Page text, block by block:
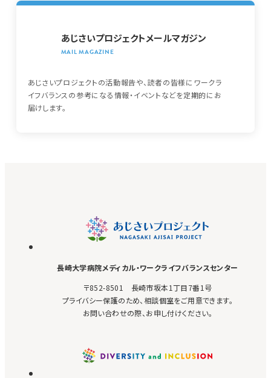
あじさいプロジェクトメールマガジン
あじさいプロジェクトの活動報告や、読者の皆様にワークラ
イフバランスの参考になる情報・イベントなどを定期的にお
届けします。
長崎大学病院メディカル・ワークライフバランスセンター
〒852-8501 長崎市坂本1丁目7番1号
プライバシー保護のため、相談個室をご用意できます。
お問い合わせの際、お申し付けください。